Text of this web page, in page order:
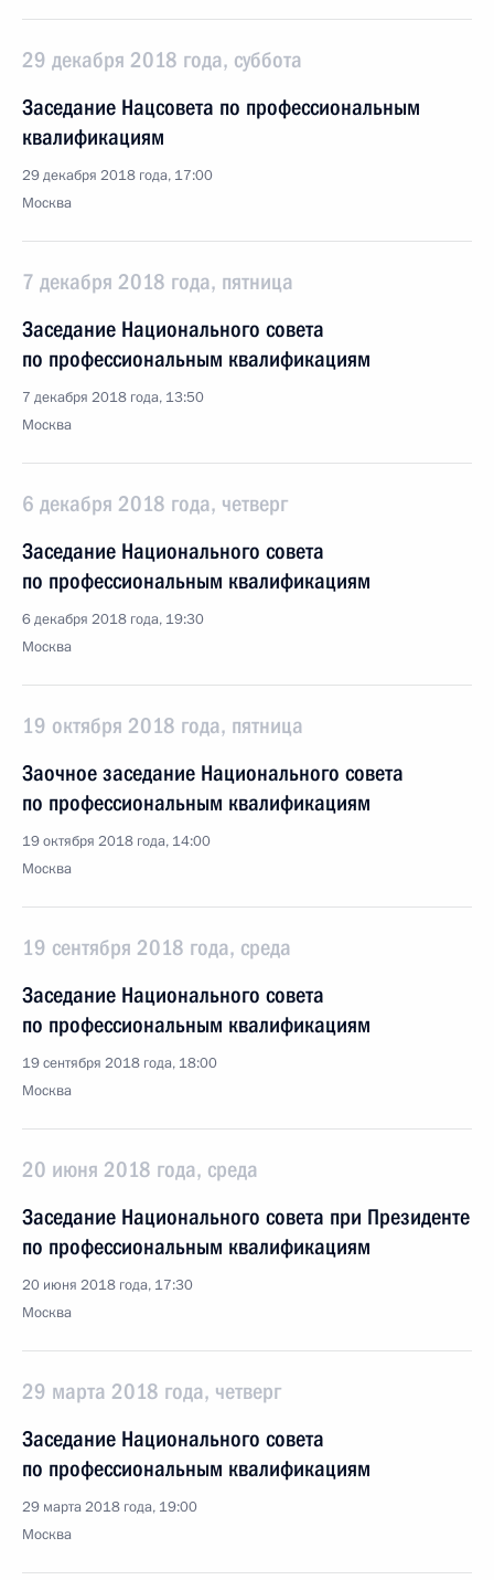
29 декабря 2018 года, суббота
Заседание Нацсовета по профессиональным
квалификациям
29 декабря 2018 года, 17:00
Москва
7 декабря 2018 года, пятница
Заседание Национального совета
по профессиональным квалификациям
7 декабря 2018 года, 13:50
Москва
6 декабря 2018 года, четверг
Заседание Национального совета
по профессиональным квалификациям
6 декабря 2018 года, 19:30
Москва
19 октября 2018 года, пятница
Заочное заседание Национального совета
по профессиональным квалификациям
19 октября 2018 года, 14:00
Москва
19 сентября 2018 года, среда
Заседание Национального совета
по профессиональным квалификациям
19 сентября 2018 года, 18:00
Москва
20 июня 2018 года, среда
Заседание Национального совета при Президенте
по профессиональным квалификациям
20 июня 2018 года, 17:30
Москва
29 марта 2018 года, четверг
Заседание Национального совета
по профессиональным квалификациям
29 марта 2018 года, 19:00
Москва